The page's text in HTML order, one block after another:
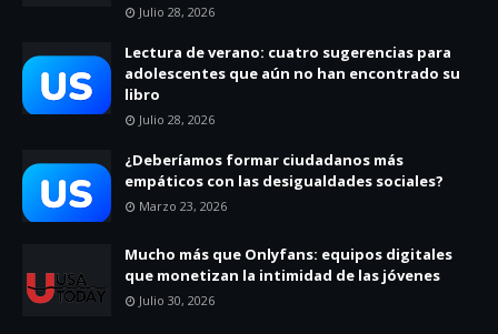
Julio 28, 2026
Lectura de verano: cuatro sugerencias para
adolescentes que aún no han encontrado su
libro
Julio 28, 2026
¿Deberíamos formar ciudadanos más
empáticos con las desigualdades sociales?
Marzo 23, 2026
Mucho más que Onlyfans: equipos digitales
que monetizan la intimidad de las jóvenes
Julio 30, 2026